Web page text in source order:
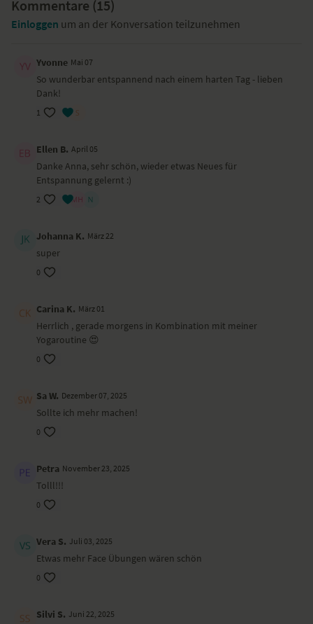
Arme ausstrecken
Wirkung und Vorteile
Diese kurze Sequenz belebt und entspannt dein gesamtes Gesicht.
Dieses Video haben wir in Hamburg gedreht.
Kommentare (15)
Einloggen um an der Konversation teilzunehmen
Yvonne Mai 07
So wunderbar entspannend nach einem harten Tag - lieben
Dank!
1
Ellen B. April 05
Danke Anna, sehr schön, wieder etwas Neues für
Entspannung gelernt :)
2
Johanna K. März 22
super
0
Carina K. März 01
Herrlich , gerade morgens in Kombination mit meiner
Yogaroutine 😍
0
Sa W. Dezember 07, 2025
Sollte ich mehr machen!
0
Petra November 23, 2025
Tolll!!!
0
Vera S. Juli 03, 2025
Etwas mehr Face Übungen wären schön
0
Silvi S. Juni 22, 2025